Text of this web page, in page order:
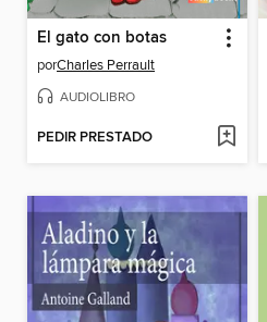
El gato con botas
porCharles Perrault
AUDIOLIBRO
PEDIR PRESTADO